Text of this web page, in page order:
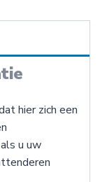
hier zich een
u uw